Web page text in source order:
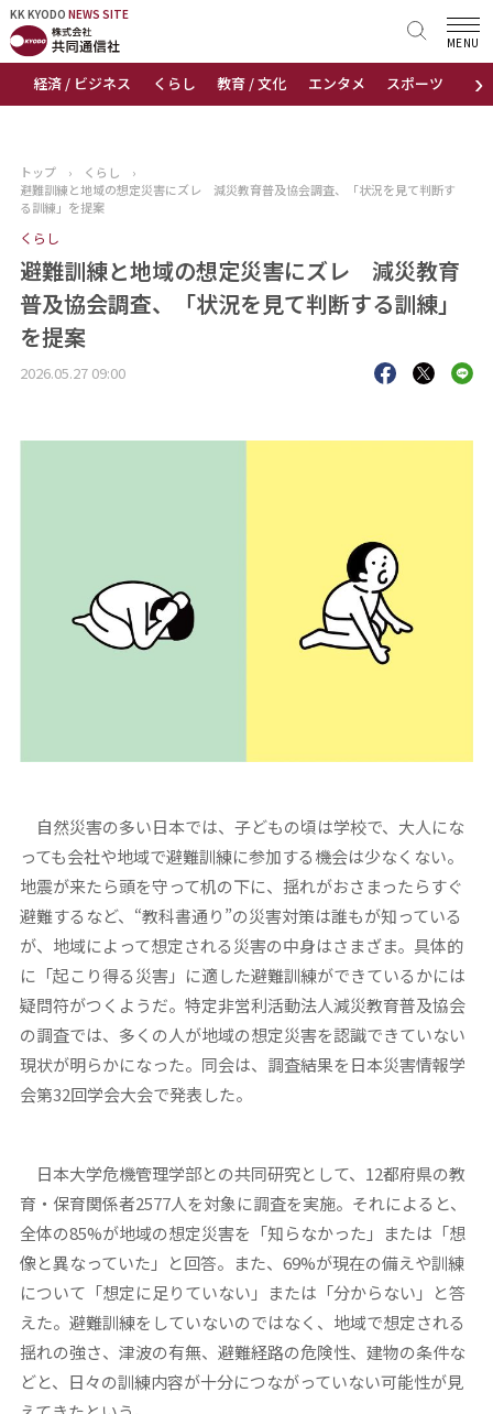
KK KYODO NEWS SITE
›
経済 / ビジネス くらし 教育 / 文化 エンタメ スポーツ 地域
MENU
KK KYODONEWS SITE
トップページ
ニュース
おすすめコンテンツ
出版物
会社概要
トップ › くらし
›
避難訓練と地域の想定災害にズレ 減災教育普及協会調査、「状況を見て判断す
る訓練」を提案
くらし
避難訓練と地域の想定災害にズレ 減災教育
普及協会調査、「状況を見て判断する訓練」
を提案
2026.05.27 09:00
自然災害の多い日本では、子どもの頃は学校で、大人にな
っても会社や地域で避難訓練に参加する機会は少なくない。
地震が来たら頭を守って机の下に、揺れがおさまったらすぐ
避難するなど、“教科書通り”の災害対策は誰もが知っている
が、地域によって想定される災害の中身はさまざま。具体的
に「起こり得る災害」に適した避難訓練ができているかには
疑問符がつくようだ。特定非営利活動法人減災教育普及協会
の調査では、多くの人が地域の想定災害を認識できていない
現状が明らかになった。同会は、調査結果を日本災害情報学
会第32回学会大会で発表した。
日本大学危機管理学部との共同研究として、12都府県の教
育・保育関係者2577人を対象に調査を実施。それによると、
全体の85%が地域の想定災害を「知らなかった」または「想
像と異なっていた」と回答。また、69%が現在の備えや訓練
について「想定に足りていない」または「分からない」と答
えた。避難訓練をしていないのではなく、地域で想定される
揺れの強さ、津波の有無、避難経路の危険性、建物の条件な
どと、日々の訓練内容が十分につながっていない可能性が見